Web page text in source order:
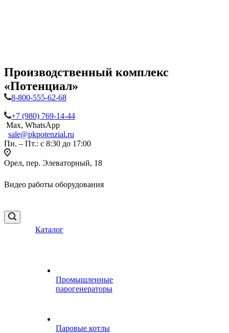
Производственный комплекс
«Потенциал»
8-800-555-62-68
+7 (980) 769-14-44
Max, WhatsApp
sale@pkpotenzial.ru
Пн. – Пт.: с 8:30 до 17:00
Орел, пер. Элеваторный, 18
Видео работы оборудования
Каталог
Промышленные
парогенераторы
Паровые котлы